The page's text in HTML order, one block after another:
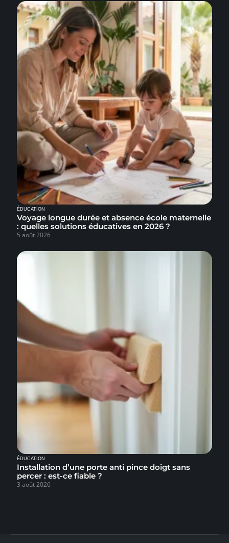
ÉDUCATION
Voyage longue durée et absence école maternelle
: quelles solutions éducatives en 2026 ?
5 août 2026
ÉDUCATION
Installation d’une porte anti pince doigt sans
percer : est-ce fiable ?
3 août 2026